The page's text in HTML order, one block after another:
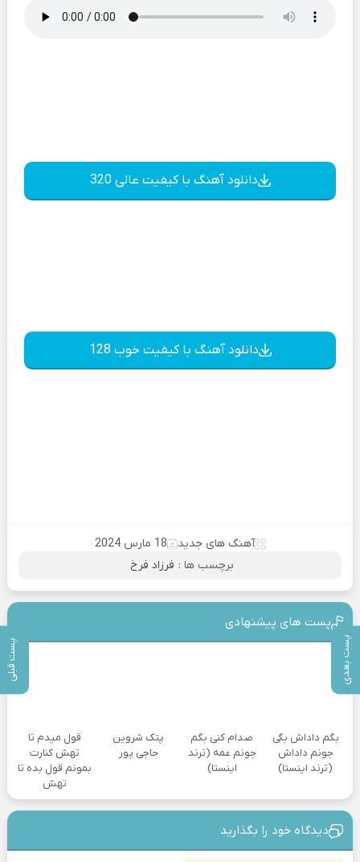
پست بعدی پست قبلی
دانلود آهنگ با کیفیت عالی 320
دانلود آهنگ با کیفیت خوب 128
آهنگ های جدید
18 مارس 2024
برچسب ها : فرزاد فرخ
پست های پیشنهادی
بگم داداش بگی
جونم داداش
(ترند اینستا)
صدام کنی بگم
جونم عمه (ترند
اینستا)
پتک شروین
حاجی پور
قول میدم تا
تهش کنارت
بمونم قول بده تا
تهش
دیدگاه خود را بگذارید